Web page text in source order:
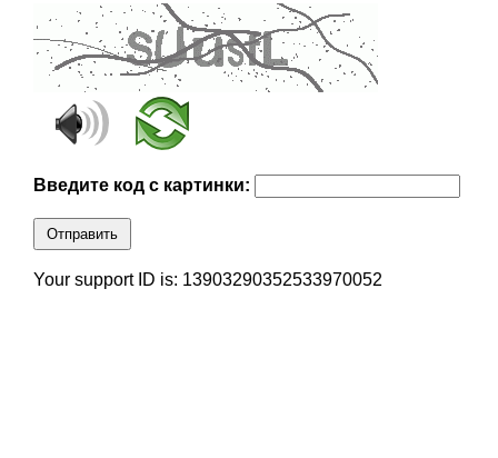
Введите код с картинки:
Отправить
Your support ID is: 13903290352533970052